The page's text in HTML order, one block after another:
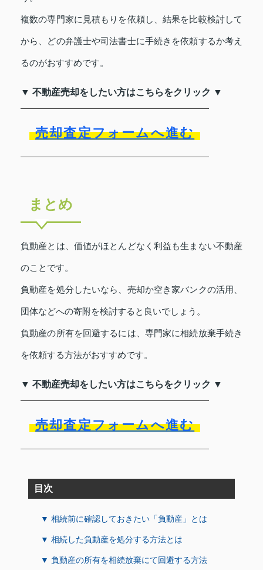
複数の専門家に見積もりを依頼し、結果を比較検討して
から、どの弁護士や司法書士に手続きを依頼するか考え
るのがおすすめです。
▼ 不動産売却をしたい方はこちらをクリック ▼
売却査定フォームへ進む
まとめ
負動産とは、価値がほとんどなく利益も生まない不動産
のことです。
負動産を処分したいなら、売却か空き家バンクの活用、
団体などへの寄附を検討すると良いでしょう。
負動産の所有を回避するには、専門家に相続放棄手続き
を依頼する方法がおすすめです。
▼ 不動産売却をしたい方はこちらをクリック ▼
売却査定フォームへ進む
目次
▼ 相続前に確認しておきたい「負動産」とは
▼ 相続した負動産を処分する方法とは
▼ 負動産の所有を相続放棄にて回避する方法